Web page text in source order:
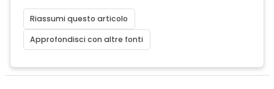
Riassumi questo articolo
Approfondisci con altre fonti